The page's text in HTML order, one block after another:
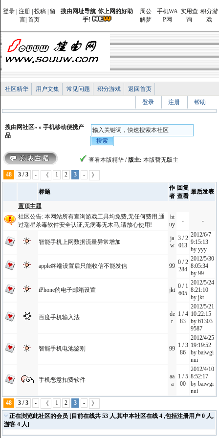
登录 注册 投稿
留
言| 首页
搜由网址导航-你上网的好助
手!
周公
解梦
手机WA
P网
实用查
询
积分游
戏
社区精华 用户文集 常见问题 积分游戏
返回首页
登录
注册 帮助
搜由网社区» » 手机移动便携产
品
查看本版精华 /版主: 本版暂无版主
48 3 / 3 - 《 1 2 3 - 》
标题
作
者
回复
查看
最后发表
置顶主题
社区公告: 本网站所有查询游戏工具均免费,无任何费用,通
过瑞星杀毒软件安全认证,无病毒无木马,请放心使用!
bt
uy
- -
智能手机上网数据流量异常增加
ja
w
3 / 2
013
2012/6/7
9:15:13
by yyy
apple终端设置后只能收信不能发信 99
0 / 2
284
2012/5/30
8:05:34
by 99
iPhone的电子邮箱设置 jkt
0 / 1
605
2012/5/24
8:21:10
by jkt
百度手机输入法
de
r
1 / 4
83
2012/5/21
10:22:15
by 61303
9587
智能手机电池鉴别 99 1 / 3
86
2012/4/25
19:19:52
by baiwgi
nui
手机恶意扣费软件
aa
a
1 / 5
00
2012/4/10
8:52:17
by baiwgi
nui
48
3 / 3 - 《 1 2 3 -
》
正在浏览此社区的会员 [目前在线共 53 人,其中本社区在线 4 ,包括注册用户 0 人,
游客 4 人]